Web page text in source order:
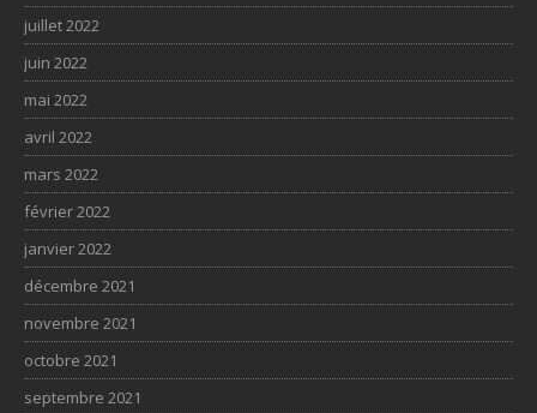
juillet 2022
juin 2022
mai 2022
avril 2022
mars 2022
février 2022
janvier 2022
décembre 2021
novembre 2021
octobre 2021
septembre 2021